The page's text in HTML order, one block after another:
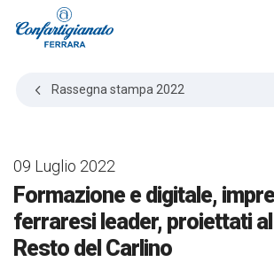
Rassegna stampa 2022
09 Luglio 2022
Formazione e digitale,
ferraresi leader, proiettati al
Resto del Carlino